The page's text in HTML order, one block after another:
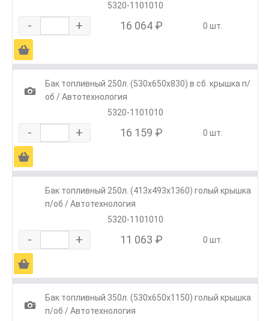
5320-1101010
- + 16 064 ₽ 0 шт.
Ä
1
Бак топливный 250л. (530х650х830) в сб. крышка п/
об / Автотехнология
5320-1101010
- + 16 159 ₽ 0 шт.
Ä
Бак топливный 250л. (413х493х1360) голый крышка
п/об / Автотехнология
5320-1101010
- + 11 063 ₽ 0 шт.
Ä
1
Бак топливный 350л. (530х650х1150) голый крышка
п/об / Автотехнология